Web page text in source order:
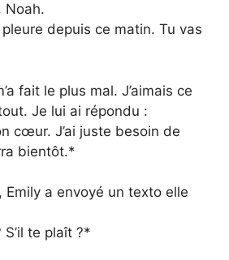
Noah.
depuis ce matin. Tu vas
fait le plus mal. J’aimais ce
Je lui ai répondu :
cœur. J’ai juste besoin de
bientôt.*
Emily a envoyé un texto elle
te plaît ?*